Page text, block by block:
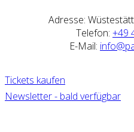
Adresse:
Telefon: +49
E-Mail:
Tickets kaufen
Newsletter - bald verfügbar